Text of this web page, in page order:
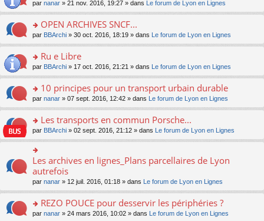
c
e
nt
pl
u
ré
c
e
nt
n
le
pl
u
ré
c
e
nt
g
e
n
n
le
pl
u
ré
c
e
nt
a
g
e
n
n
le
pl
u
ré
c
e
nt
er
le
m
e
a
g
e
n
n
le
pl
u
s
ré
c
e
nt
o
n
ult
er
le
m
e
a
g
e
n
n
le
pl
u
s
e
nt
par nanar » 21 nov. 2016, 19:27 » dans Le forum de Lyon en Lignes
o
n
ult
er
le
m
e
a
g
e
n
o
lu
le
pl
u
s
OPEN ARCHIVES SNCF...
par BBArchi » 30 oct. 2016, 18:19 » dans Le forum de Lyon en Lignes
o
n
ult
er
le
m
e
s
g
e
n
o
lu
le
Ru e Libre
par BBArchi » 17 oct. 2016, 21:21 » dans Le forum de Lyon en Lignes
o
n
ult
er
le
m
s
a
e
n
10 principes pour un transport urbain durable
par nanar » 07 sept. 2016, 12:42 » dans Le forum de Lyon en Lignes
o
n
s
ult
er
le
m
e
s
a
Les transports en commun Porsche...
par BBArchi » 02 sept. 2016, 21:12 » dans Le forum de Lyon en Lignes
n
ult
er
le
m
Les archives en lignes_Plans parcellaires de Lyon
autrefois
par nanar » 12 juil. 2016, 01:18 » dans Le forum de Lyon en Lignes
o
REZO POUCE pour desservir les périphéries ?
par nanar » 24 mars 2016, 10:02 » dans Le forum de Lyon en Lignes